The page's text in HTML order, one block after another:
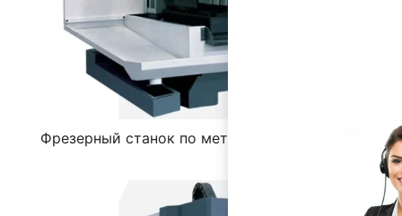
Фрезерный станок по металлу с ЧПУ XK7126